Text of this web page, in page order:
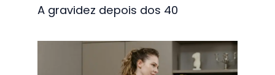
A gravidez depois dos 40